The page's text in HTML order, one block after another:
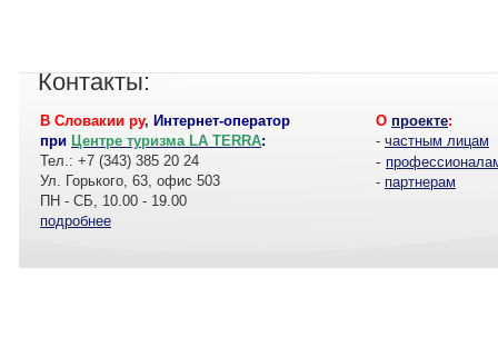
Контакты:
В Словакии ру, Интернет-оператор
при Центре туризма LA TERRA:
Тел.: +7 (343) 385 20 24
Ул. Горького, 63, офис 503
ПН - СБ, 10.00 - 19.00
подробнее
О проекте:
- частным лицам
-
- партнерам